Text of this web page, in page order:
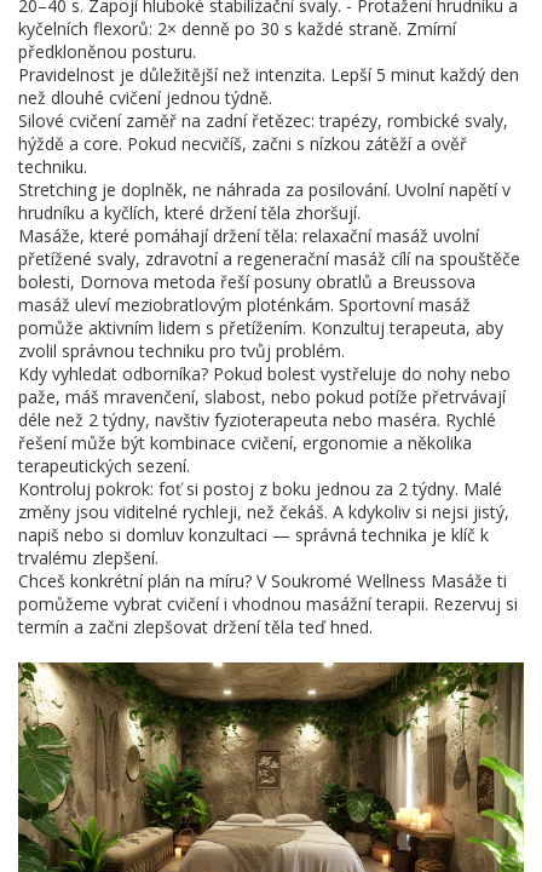
20–40 s. Zapojí hluboké stabilizační svaly. - Protažení hrudníku a
kyčelních flexorů: 2× denně po 30 s každé straně. Zmírní
předkloněnou posturu.
Pravidelnost je důležitější než intenzita. Lepší 5 minut každý den
než dlouhé cvičení jednou týdně.
Silové cvičení zaměř na zadní řetězec: trapézy, rombické svaly,
hýždě a core. Pokud necvičíš, začni s nízkou zátěží a ověř
techniku.
Stretching je doplněk, ne náhrada za posilování. Uvolní napětí v
hrudníku a kyčlích, které držení těla zhoršují.
Masáže, které pomáhají držení těla: relaxační masáž uvolní
přetížené svaly, zdravotní a regenerační masáž cílí na spouštěče
bolesti, Dornova metoda řeší posuny obratlů a Breussova
masáž uleví meziobratlovým ploténkám. Sportovní masáž
pomůže aktivním lidem s přetížením. Konzultuj terapeuta, aby
zvolil správnou techniku pro tvůj problém.
Kdy vyhledat odborníka? Pokud bolest vystřeluje do nohy nebo
paže, máš mravenčení, slabost, nebo pokud potíže přetrvávají
déle než 2 týdny, navštiv fyzioterapeuta nebo maséra. Rychlé
řešení může být kombinace cvičení, ergonomie a několika
terapeutických sezení.
Kontroluj pokrok: foť si postoj z boku jednou za 2 týdny. Malé
změny jsou viditelné rychleji, než čekáš. A kdykoliv si nejsi jistý,
napiš nebo si domluv konzultaci — správná technika je klíč k
trvalému zlepšení.
Chceš konkrétní plán na míru? V Soukromé Wellness Masáže ti
pomůžeme vybrat cvičení i vhodnou masážní terapii. Rezervuj si
termín a začni zlepšovat držení těla teď hned.